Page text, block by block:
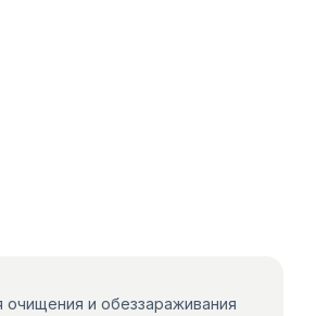
и обеззараживания